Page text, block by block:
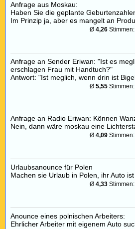
Anfrage aus Moskau:
Haben Sie die geplante
Im Prinzip ja, aber es mangelt an
Ø 4,26 Stimmen:
Anfrage an Sender Eriwan: "Ist es
erschlagen Frau mit Handtuch?"
Antwort: "Ist meglich, wenn drin ist
Ø 5,55 Stimmen:
Anfrage an Radio Eriwan: Können
Nein, dann wäre moskau eine
Ø 4,09 Stimmen:
Urlaubsanounce für Polen
Machen sie Urlaub in Polen, ihr Auto
Ø 4,33 Stimmen:
Anounce eines polnischen Arbeiters:
Ehrlicher Arbeiter mit eigenem Auto